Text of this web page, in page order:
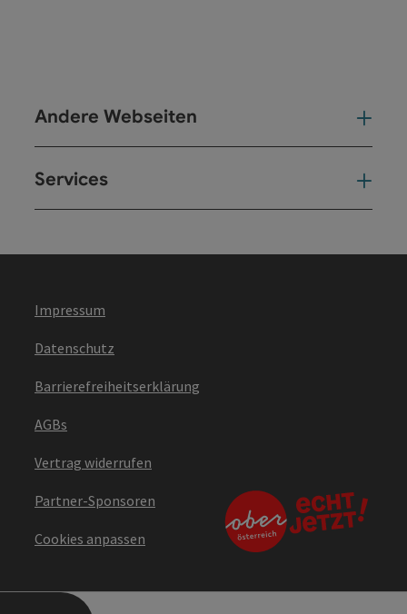
Andere Webseiten
Services
Impressum
Datenschutz
Barrierefreiheitserklärung
AGBs
Vertrag widerrufen
Partner-Sponsoren
Cookies anpassen